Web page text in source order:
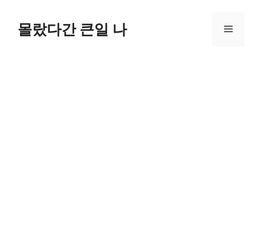
몰랐다간 큰일 나 메